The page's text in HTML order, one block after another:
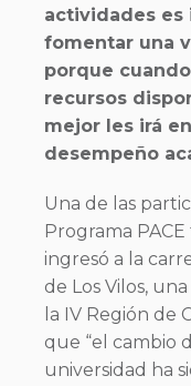
actividades es
fomentar una
porque
recursos
mejor les irá
desempeño
Una de las
Programa
ingresó a la
de Los Vilos,
la IV Región de
que “el cambio
universidad ha